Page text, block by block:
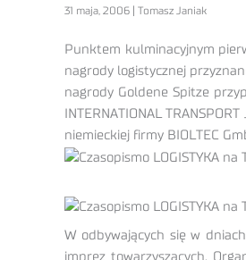
31 maja, 2006 | Tomasz Janiak
Punktem kulminacyjnym
nagrody logistycznej
nagrody Goldene Spitze
INTERNATIONAL
niemieckiej firmy BIOLTEC
W odbywających się w
imprez towarzyszących.